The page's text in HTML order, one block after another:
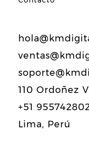
110 Ordoñez
+51
Lima, Perú